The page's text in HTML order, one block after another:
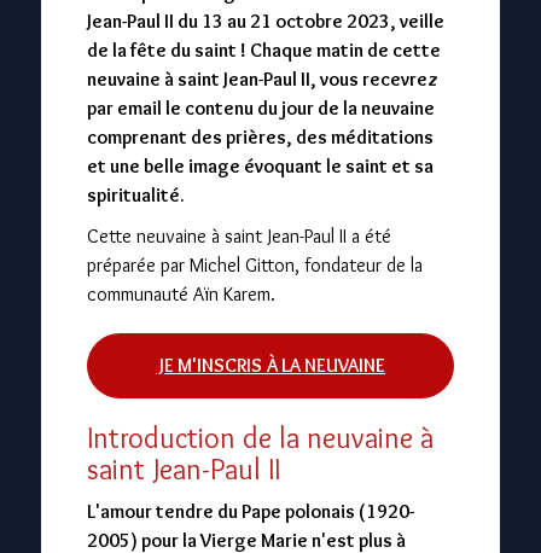
Jean-Paul II du 13 au 21 octobre 2023, veille
de la fête du saint ! Chaque matin de cette
neuvaine à saint Jean-Paul II, vous recevrez
par email le contenu du jour de la neuvaine
comprenant des prières, des méditations
et une belle image évoquant le saint et sa
spiritualité.
Cette neuvaine à saint Jean-Paul II a été
préparée par Michel Gitton, fondateur de la
communauté Aïn Karem.
JE M'INSCRIS À LA NEUVAINE
Introduction de la neuvaine à
saint Jean-Paul II
L'amour tendre du Pape polonais (1920-
2005) pour la Vierge Marie n'est plus à